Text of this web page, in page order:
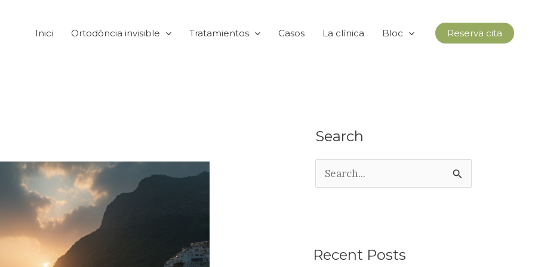
Inici Ortodòncia invisible Tratamientos Casos La clínica Bloc Reserva cita
Search
e
a
Recent Posts